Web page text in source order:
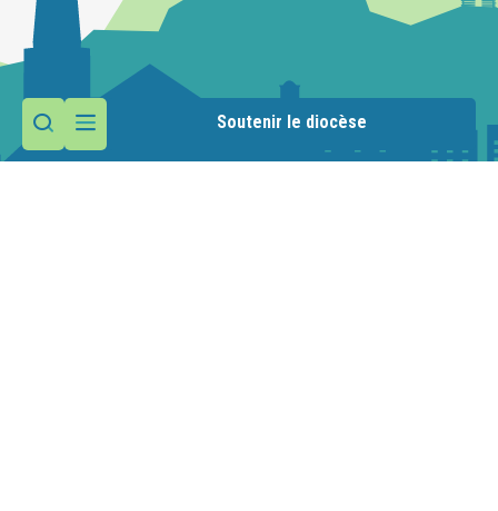
Soutenir le diocèse